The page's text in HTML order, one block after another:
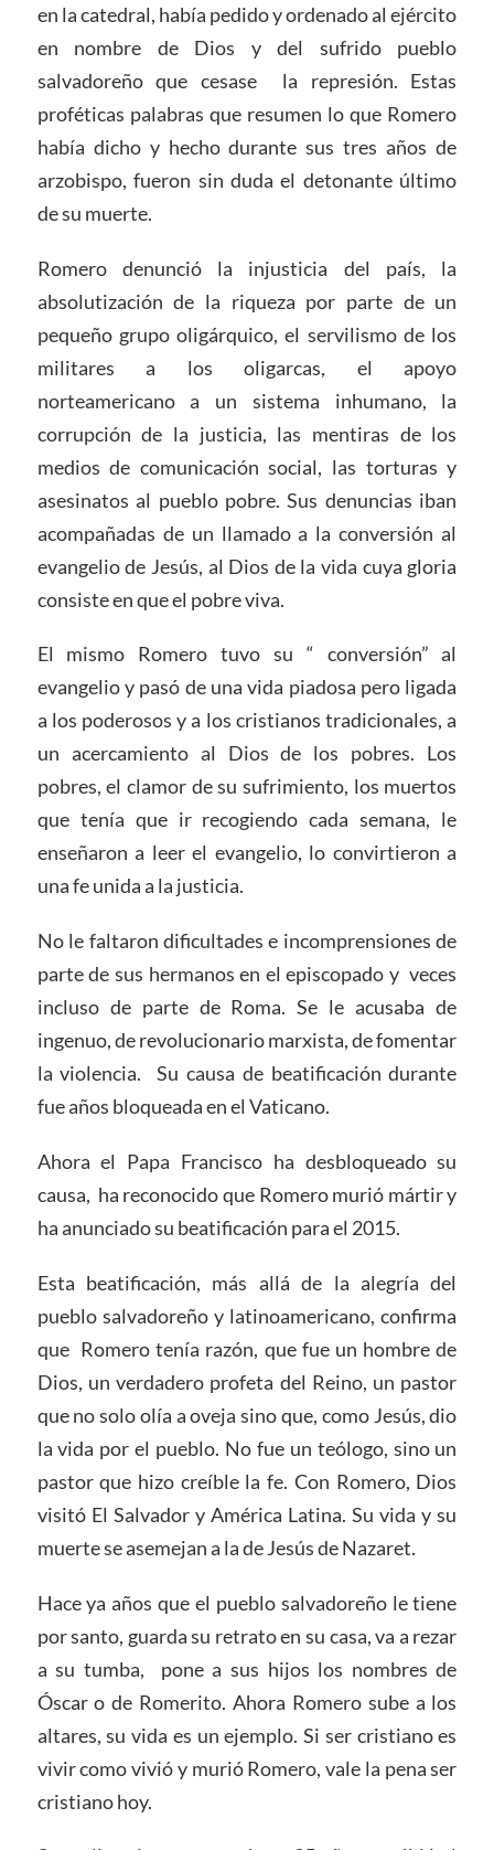
en la catedral, había pedido y ordenado al ejército
en nombre de Dios y del sufrido pueblo
salvadoreño que cesase la represión. Estas
proféticas palabras que resumen lo que Romero
había dicho y hecho durante sus tres años de
arzobispo, fueron sin duda el detonante último
de su muerte.
Romero denunció la injusticia del país, la
absolutización de la riqueza por parte de un
pequeño grupo oligárquico, el servilismo de los
militares a los oligarcas, el apoyo
norteamericano a un sistema inhumano, la
corrupción de la justicia, las mentiras de los
medios de comunicación social, las torturas y
asesinatos al pueblo pobre. Sus denuncias iban
acompañadas de un llamado a la conversión al
evangelio de Jesús, al Dios de la vida cuya gloria
consiste en que el pobre viva.
El mismo Romero tuvo su “ conversión” al
evangelio y pasó de una vida piadosa pero ligada
a los poderosos y a los cristianos tradicionales, a
un acercamiento al Dios de los pobres. Los
pobres, el clamor de su sufrimiento, los muertos
que tenía que ir recogiendo cada semana, le
enseñaron a leer el evangelio, lo convirtieron a
una fe unida a la justicia.
No le faltaron dificultades e incomprensiones de
parte de sus hermanos en el episcopado y veces
incluso de parte de Roma. Se le acusaba de
ingenuo, de revolucionario marxista, de fomentar
la violencia. Su causa de beatificación durante
fue años bloqueada en el Vaticano.
Ahora el Papa Francisco ha desbloqueado su
causa, ha reconocido que Romero murió mártir y
ha anunciado su beatificación para el 2015.
Esta beatificación, más allá de la alegría del
pueblo salvadoreño y latinoamericano, confirma
que Romero tenía razón, que fue un hombre de
Dios, un verdadero profeta del Reino, un pastor
que no solo olía a oveja sino que, como Jesús, dio
la vida por el pueblo. No fue un teólogo, sino un
pastor que hizo creíble la fe. Con Romero, Dios
visitó El Salvador y América Latina. Su vida y su
muerte se asemejan a la de Jesús de Nazaret.
Hace ya años que el pueblo salvadoreño le tiene
por santo, guarda su retrato en su casa, va a rezar
a su tumba, pone a sus hijos los nombres de
Óscar o de Romerito. Ahora Romero sube a los
altares, su vida es un ejemplo. Si ser cristiano es
vivir como vivió y murió Romero, vale la pena ser
cristiano hoy.